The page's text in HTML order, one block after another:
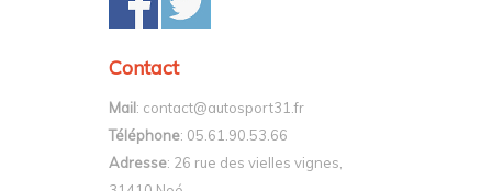
Contact
Mail: contact@autosport31.fr
Téléphone: 05.61.90.53.66
Adresse: 26 rue des vielles vignes,